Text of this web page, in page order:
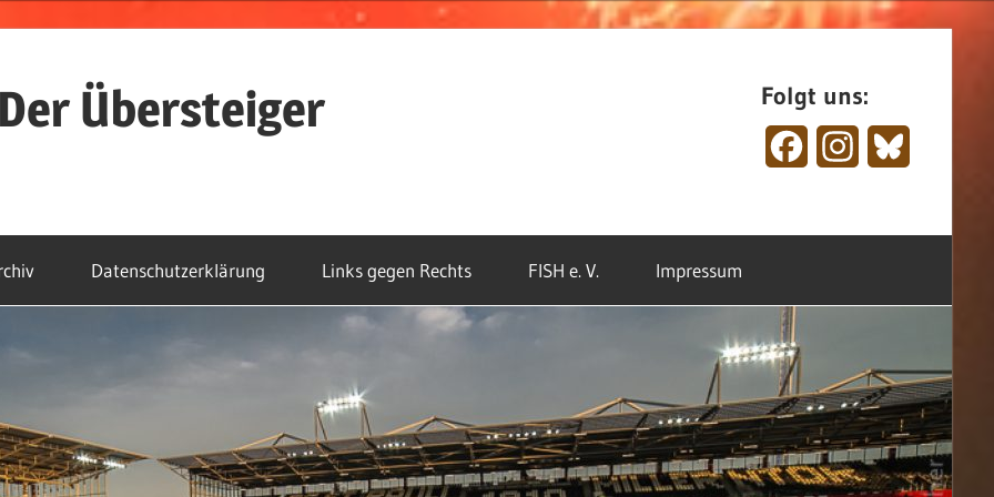
Der Übersteiger Folgt uns:
FacebookInstagram
Datenschutzerklärung Links gegen Rechts FISH e. V. Impressum